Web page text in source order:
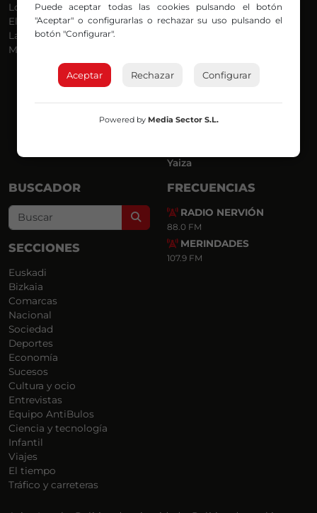
Locos por la Música
El Supermadrugador
La Mañana de Radio Nervión
Más Madrugada
Iker
Iñigo
Joseba
Mar y Cielo
Miguel Ángel
Yaiza
BUSCADOR
Search
SECCIONES
Euskadi
Bizkaia
Comarcas
Nacional
Sociedad
Deportes
Economía
Sucesos
Cultura y ocio
Entrevistas
Equipo AntiBulos
Ciencia y tecnología
Infantil
Viajes
El tiempo
Tráfico y carreteras
FRECUENCIAS
RADIO NERVIÓN
88.0 FM
MERINDADES
107.9 FM
Puede aceptar todas las cookies pulsando el botón
"Aceptar" o configurarlas o rechazar su uso pulsando el
botón "Configurar".
Aceptar Rechazar Configurar
Powered by Media Sector S.L.